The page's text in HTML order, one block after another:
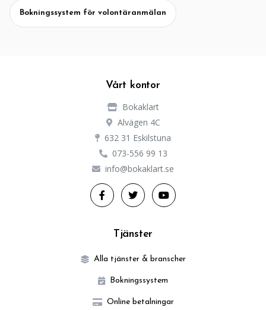
Bokningssystem för volontäranmälan
Vårt kontor
Bokaklart
Alvägen 4C
632 31 Eskilstuna
073-556 99 13
info@bokaklart.se
Tjänster
Alla tjänster & branscher
Bokningssystem
Online betalningar